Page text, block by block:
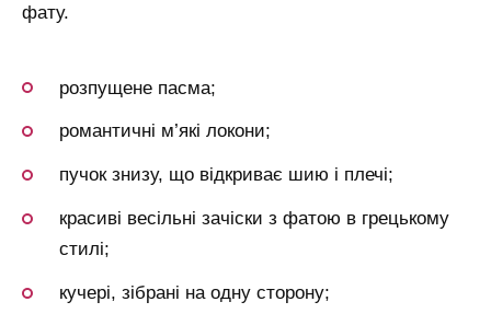
фату.
розпущене пасма;
романтичні м’які локони;
пучок знизу, що відкриває шию і плечі;
красиві весільні зачіски з фатою в грецькому
стилі;
кучері, зібрані на одну сторону;